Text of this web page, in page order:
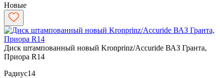
Новые
Диск штампованный новый Kronprinz/Accuride ВАЗ Гранта,
Приора R14
Радиус14